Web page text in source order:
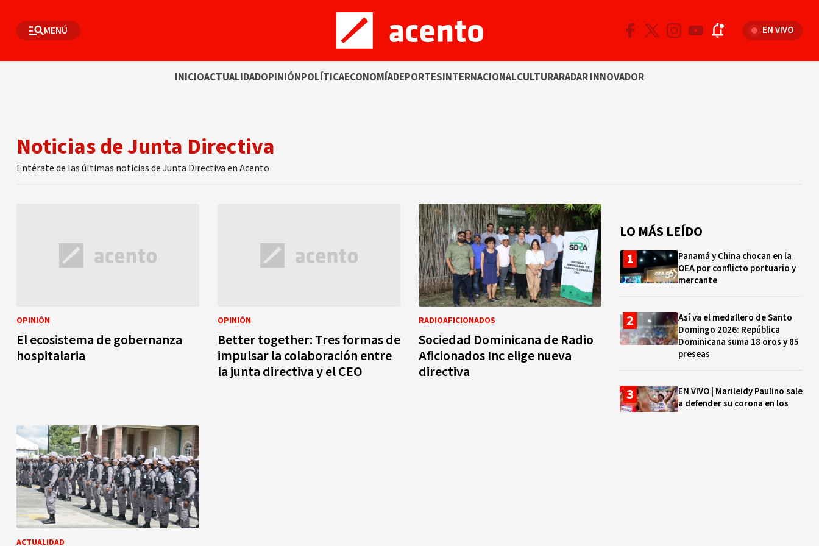
MENÚ EN VIVO
INICIOACTUALIDADOPINIÓNPOLÍTICAECONOMÍADEPORTESINTERNACIONALCULTURARADAR INNOVADOR
Noticias de Junta Directiva
Entérate de las últimas noticias de Junta Directiva en Acento
OPINIÓN
El ecosistema de gobernanza
hospitalaria
OPINIÓN
Better together: Tres formas de
impulsar la colaboración entre
la junta directiva y el CEO
RADIOAFICIONADOS
Sociedad Dominicana de Radio
Aficionados Inc elige nueva
directiva
ACTUALIDAD
LO MÁS LEÍDO
Panamá y China chocan en la
OEA por conflicto portuario y
mercante
Así va el medallero de Santo
Domingo 2026: República
Dominicana suma 18 oros y 85
preseas
EN VIVO | Marileidy Paulino sale
a defender su corona en los